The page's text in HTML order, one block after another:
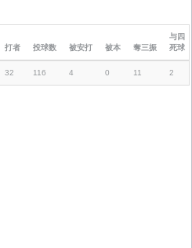
打者 投球数 被安打 被本 奪三振
与四
死球
32 116 4 0 11 2